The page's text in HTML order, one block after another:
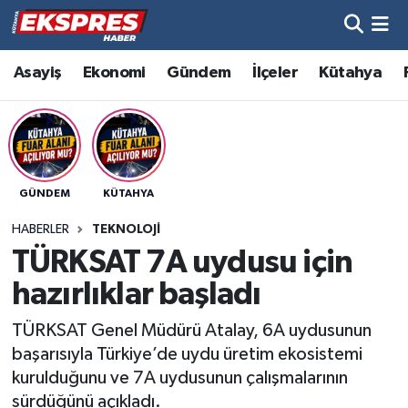
Asayiş Ekonomi Gündem İlçeler Kütahya
GÜNDEM KÜTAHYA
HABERLER TEKNOLOJI
TÜRKSAT 7A uydusu için
hazırlıklar başladı
TÜRKSAT Genel Müdürü Atalay, 6A uydusunun
başarısıyla Türkiye’de uydu üretim ekosistemi
kurulduğunu ve 7A uydusunun çalışmalarının
sürdüğünü açıkladı.
Altıntaş
Asayiş
Aslanapa
Bölge
Çavdarhisar
Domaniç
Dumlupınar
Hava Durumu
Trafik Durumu
Süper Lig Puan Durumu ve Fikstür
Son Dakika Haberleri
Haber Arşivi